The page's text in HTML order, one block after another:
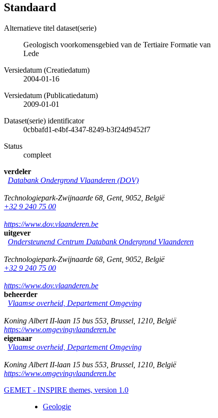
Standaard
Alternatieve titel dataset(serie)
Geologisch voorkomensgebied van de Tertiaire Formatie van
Lede
Versiedatum (Creatiedatum)
2004-01-16
Versiedatum (Publicatiedatum)
2009-01-01
Dataset(serie) identificator
0cbbafd1-e4bf-4347-8249-b3f24d9452f7
Status
compleet
verdeler
Databank Ondergrond Vlaanderen (DOV)
Technologiepark-Zwijnaarde 68 Gent, 9052 België
+32 9 240 75 00
https://www.dov.vlaanderen.be
uitgever
Ondersteunend Centrum Databank Ondergrond Vlaanderen
Technologiepark-Zwijnaarde 68 Gent, 9052 België
+32 9 240 75 00
https://www.dov.vlaanderen.be
beheerder
Vlaamse overheid, Departement Omgeving
Koning Albert II-laan 15 bus 553 Brussel 1210 België
https://www.omgevingvlaanderen.be
eigenaar
Vlaamse overheid, Departement Omgeving
Koning Albert II-laan 15 bus 553 Brussel 1210 België
https://www.omgevingvlaanderen.be
GEMET - INSPIRE themes, version 1.0
Geologie